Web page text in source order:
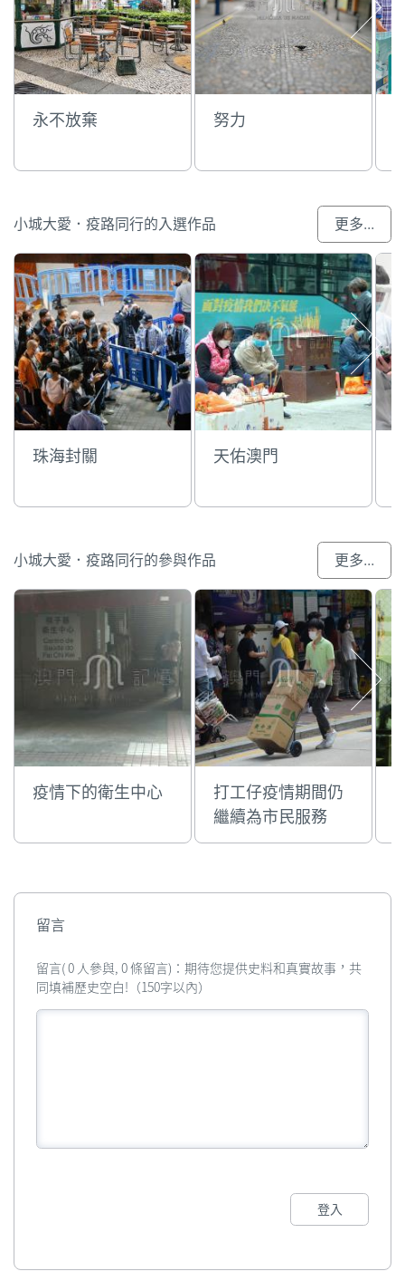
永不放棄 努力
小城大愛．疫路同行的入選作品 更多...
珠海封關 天佑澳門
小城大愛．疫路同行的參與作品 更多...
疫情下的衛生中心
打工仔疫情期間仍
繼續為市民服務
留言
留言( 0 人參與, 0 條留言)：期待您提供史料和真實故事，共
同填補歷史空白!（150字以內）
登入